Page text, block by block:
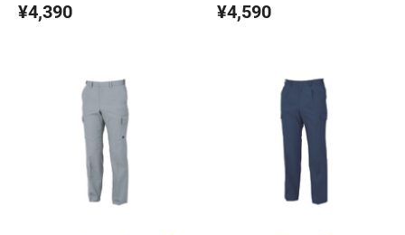
¥4,390 ¥4,590